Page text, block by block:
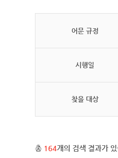
어문 규정
시행일
찾을 대상
총 164개의 검색 결과가 있